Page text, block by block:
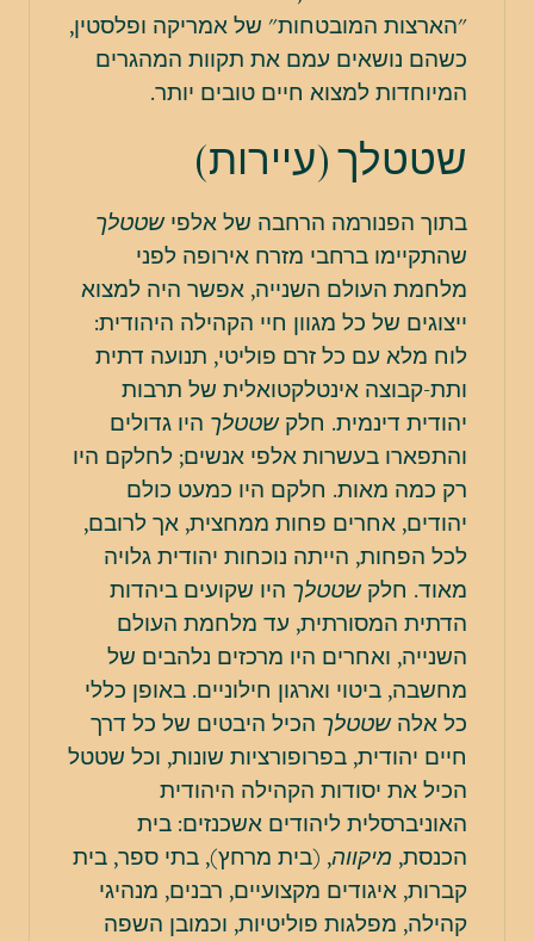
"הארצות המובטחות" של אמריקה ופלסטין,
כשהם נושאים עמם את תקוות המהגרים
המיוחדות למצוא חיים טובים יותר.
שטטלך (עיירות)
בתוך הפנורמה הרחבה של אלפישטטלך
שהתקיימו ברחבי מזרח אירופה לפני
מלחמת העולם השנייה, אפשר היה למצוא
ייצוגים של כל מגוון חיי הקהילה היהודית:
לוח מלא עם כל זרם פוליטי, תנועה דתית
ותת-קבוצה אינטלקטואלית של תרבות
יהודית דינמית. חלקשטטלך היו גדולים
והתפארו בעשרות אלפי אנשים; לחלקם היו
רק כמה מאות. חלקם היו כמעט כולם
יהודים, אחרים פחות ממחצית, אך לרובם,
לכל הפחות, הייתה נוכחות יהודית גלויה
מאוד. חלקשטטלך היו שקועים ביהדות
הדתית המסורתית, עד מלחמת העולם
השנייה, ואחרים היו מרכזים נלהבים של
מחשבה, ביטוי וארגון חילוניים. באופן כללי
כל אלהשטטלך הכיל היבטים של כל דרך
חיים יהודית, בפרופורציות שונות, וכל שטטל
הכיל את יסודות הקהילה היהודית
האוניברסלית ליהודים אשכנזים: בית
הכנסת, מיקווה, (בית מרחץ), בתי ספר, בית
קברות, איגודים מקצועיים, רבנים, מנהיגי
קהילה, מפלגות פוליטיות, וכמובן השפה